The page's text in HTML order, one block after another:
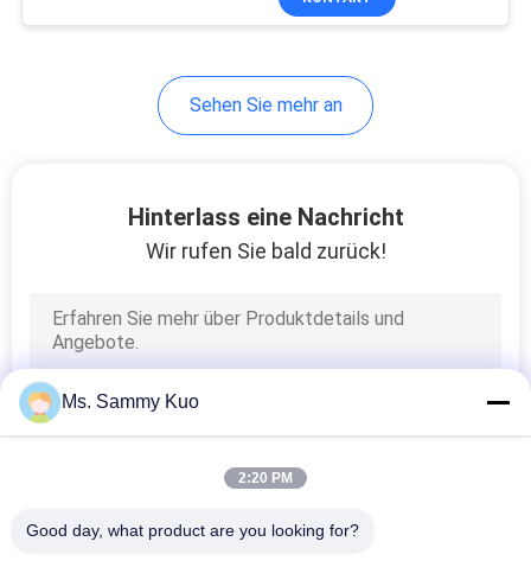
Handelsgeruch-
Automatischer
Duftdiffusor
Sehen Sie mehr an
Hinterlass eine Nachricht
Wir rufen Sie bald zurück!
Ms. Sammy Kuo
2:20 PM
Good day, what product are you looking for?